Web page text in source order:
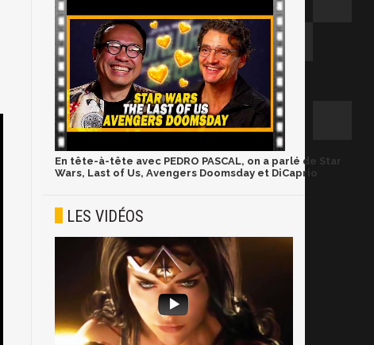
En tête-à-tête avec PEDRO PASCAL, on a parlé de Star
Wars, Last of Us, Avengers Doomsday et DiCaprio
LES VIDÉOS